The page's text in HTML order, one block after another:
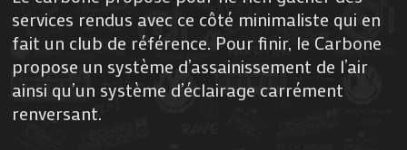
services rendus avec ce côté minimaliste qui en
fait un club de référence. Pour finir, le Carbone
propose un système d’assainissement de l’air
ainsi qu’un système d’éclairage carrément
renversant.